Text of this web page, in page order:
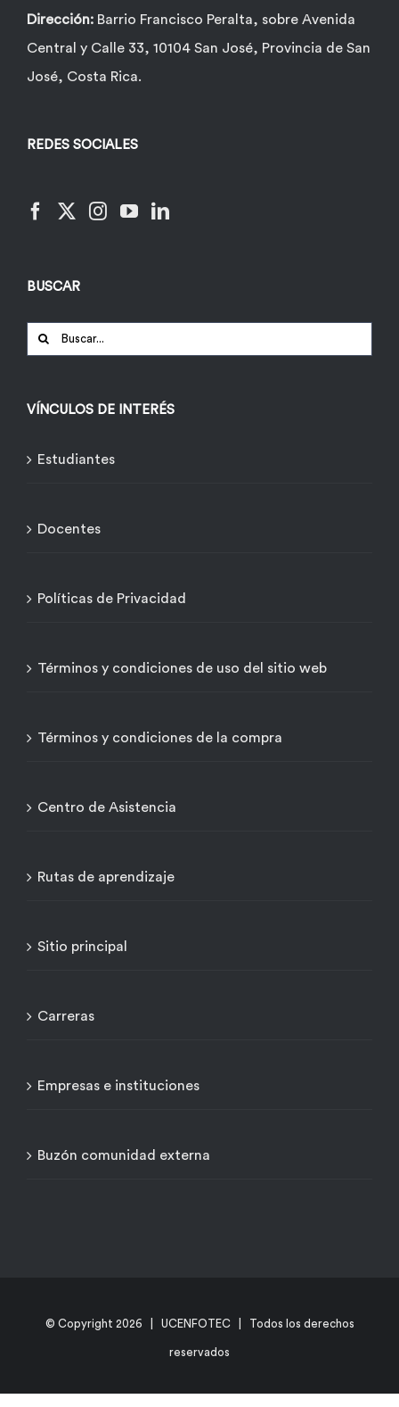
Dirección: Barrio Francisco Peralta, sobre Avenida
Central y Calle 33, 10104 San José, Provincia de San
José, Costa Rica.
REDES SOCIALES
BUSCAR
Buscar:
VÍNCULOS DE INTERÉS
Estudiantes
Docentes
Políticas de Privacidad
Términos y condiciones de uso del sitio web
Términos y condiciones de la compra
Centro de Asistencia
Rutas de aprendizaje
Sitio principal
Carreras
Empresas e instituciones
Buzón comunidad externa
© Copyright 2026 | UCENFOTEC | Todos los derechos
reservados